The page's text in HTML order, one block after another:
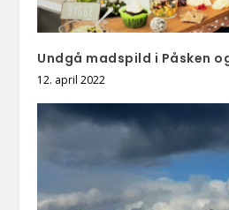
Undgå madspild i Påsken
12. april 2022